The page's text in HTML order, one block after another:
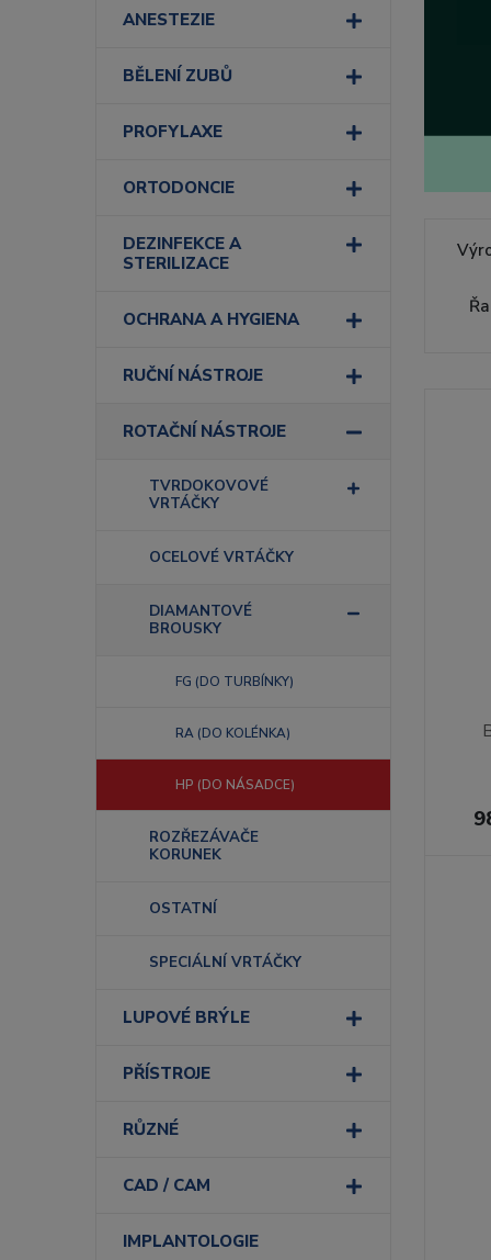
ANESTEZIE
BĚLENÍ ZUBŮ
PROFYLAXE
ORTODONCIE
DEZINFEKCE A
STERILIZACE
OCHRANA A HYGIENA
RUČNÍ NÁSTROJE
ROTAČNÍ NÁSTROJE
TVRDOKOVOVÉ
VRTÁČKY
OCELOVÉ VRTÁČKY
DIAMANTOVÉ
BROUSKY
FG (DO TURBÍNKY)
RA (DO KOLÉNKA)
HP (DO NÁSADCE)
ROZŘEZÁVAČE
KORUNEK
OSTATNÍ
SPECIÁLNÍ VRTÁČKY
LUPOVÉ BRÝLE
PŘÍSTROJE
RŮZNÉ
CAD / CAM
IMPLANTOLOGIE